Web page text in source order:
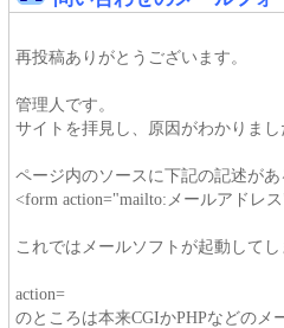
再投稿ありがとうございます。
管理人です。
サイトを拝見し、原因がわかりまし
ページ内のソースに下記の記述があ
<form action="mailto:メールアドレ
これではメールソフトが起動してし
action=
のところは本来CGIかPHPなどのメ